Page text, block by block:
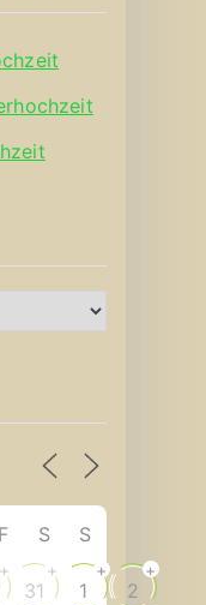
F S S
+
31
+
1
+
2
+